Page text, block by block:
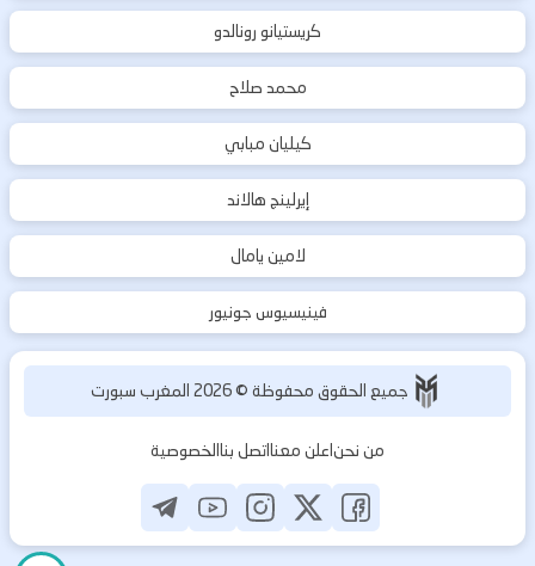
كريستيانو رونالدو
محمد صلاح
كيليان مبابي
إيرلينج هالاند
لامين يامال
فينيسيوس جونيور
جميع الحقوق محفوظة ©2026المغرب سبورت
من نحناعلن معنااتصل بناالخصوصية